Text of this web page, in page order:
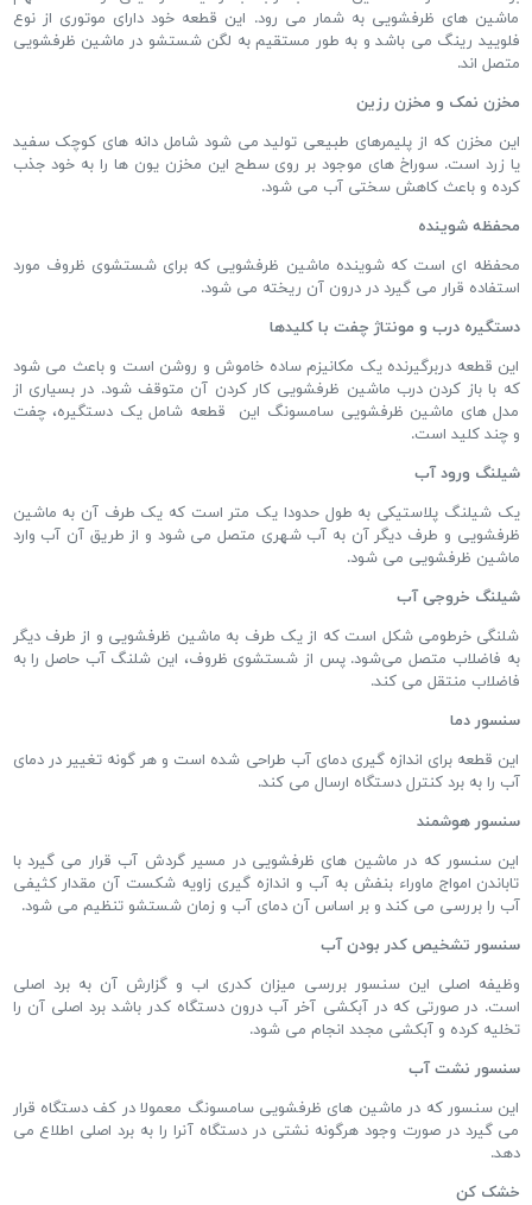
ماشین های ظرفشویی به شمار می رود. این قطعه خود دارای موتوری از نوع
فلویید رینگ می باشد و به طور مستقیم به لگن شستشو در ماشین ظرفشویی
متصل اند.
مخزن نمک و مخزن رزین
این مخزن که از پلیمرهای طبیعی تولید می شود شامل دانه های کوچک سفید
یا زرد است. سوراخ های موجود بر روی سطح این مخزن یون ها را به خود جذب
کرده و باعث کاهش سختی آب می شود.
محفظه شوینده
محفظه ای است که شوینده ماشین ظرفشویی که برای شستشوی ظروف مورد
استفاده قرار می گیرد در درون آن ریخته می شود.
دستگیره درب و مونتاژ چفت با کلیدها
این قطعه دربرگیرنده یک مکانیزم ساده خاموش و روشن است و باعث می شود
که با باز کردن درب ماشین ظرفشویی کار کردن آن متوقف شود. در بسیاری از
مدل های ماشین ظرفشویی سامسونگ این قطعه شامل یک دستگیره، چفت
و چند کلید است.
شیلنگ ورود آب
یک شیلنگ پلاستیکی به طول حدودا یک متر است که یک طرف آن به ماشین
ظرفشویی و طرف دیگر آن به آب شهری متصل می شود و از طریق آن آب وارد
ماشین ظرفشویی می شود.
شیلنگ خروجی آب
شلنگی خرطومی شکل است که از یک طرف به ماشین ظرفشویی و از طرف دیگر
به فاضلاب متصل می‌شود. پس از شستشوی ظروف، این شلنگ آب حاصل را به
فاضلاب منتقل می کند.
سنسور دما
این قطعه برای اندازه گیری دمای آب طراحی شده است و هر گونه تغییر در دمای
آب را به برد کنترل دستگاه ارسال می کند.
سنسور هوشمند
این سنسور که در ماشین های ظرفشویی در مسیر گردش آب قرار می گیرد با
تاباندن امواج ماوراء بنفش به آب و اندازه گیری زاویه شکست آن مقدار کثیفی
آب را بررسی می کند و بر اساس آن دمای آب و زمان شستشو تنظیم می شود.
سنسور تشخیص کدر بودن آب
وظیفه اصلی این سنسور بررسی میزان کدری اب و گزارش آن به برد اصلی
است. در صورتی که در آبکشی آخر آب درون دستگاه کدر باشد برد اصلی آن را
تخلیه کرده و آبکشی مجدد انجام می شود.
سنسور نشت آب
این سنسور که در ماشین های ظرفشویی سامسونگ معمولا در کف دستگاه قرار
می گیرد در صورت وجود هرگونه نشتی در دستگاه آنرا را به برد اصلی اطلاع می
دهد.
خشک کن